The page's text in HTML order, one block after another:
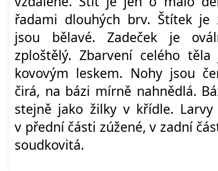
řadami dlouhých brv. Štítek je
jsou bělavé. Zadeček je
zploštělý. Zbarvení celého
kovovým leskem. Nohy jsou
čirá, na bázi mírně nahnědlá.
stejně jako žilky v křídle.
v přední části zúžené, v zadní
soudkovitá.